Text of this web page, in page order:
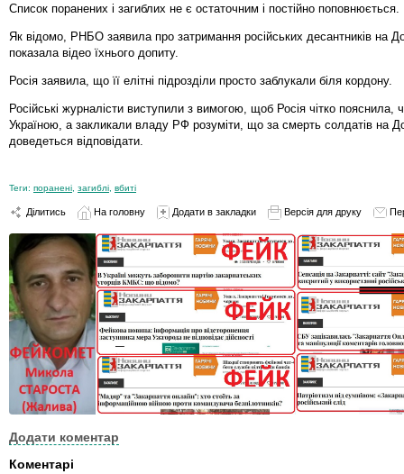
Список поранених і загиблих не є остаточним і постійно поповнюється.
Як відомо, РНБО заявила про затримання російських десантників на
показала відео їхнього допиту.
Росія заявила, що її елітні підрозділи просто заблукали біля кордону.
Російські журналісти виступили з вимогою, щоб Росія чітко пояснила,
Україною, а закликали владу РФ розуміти, що за смерть солдатів на
доведеться відповідати.
Теги: поранені загиблі вбиті
Ділитись На головну Додати в закладки Версія для друку
Додати коментар
Коментарі